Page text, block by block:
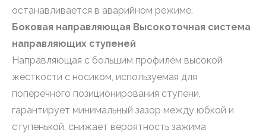
останавливается в аварийном режиме.
Боковая направляющая Высокоточная система
направляющих ступеней
Направляющая с большим профилем высокой
жесткости с носиком, используемая для
поперечного позиционирования ступени,
гарантирует минимальный зазор между юбкой и
ступенькой, снижает вероятность зажима